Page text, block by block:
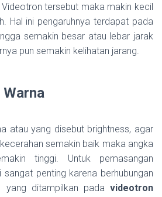
tersebut maka makin kecil
Hal ini pengaruhnya terdapat pada
semakin besar atau lebar jarak
pun semakin kelihatan jarang.
atau yang disebut brightness, agar
semakin baik maka angka
tinggi. Untuk pemasangan
penting karena berhubungan
yang ditampilkan pada videotron